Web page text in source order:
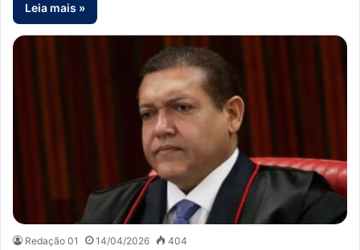
Leia mais »
Redação 01 14/04/2026 404